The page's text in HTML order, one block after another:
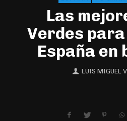
Las
Verdes
España en
LUIS MIGUEL